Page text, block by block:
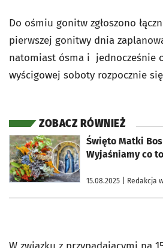
Do ośmiu gonitw zgłoszono
pierwszej gonitwy dnia
natomiast ósma i jednocześnie
wyścigowej soboty rozpocznie
ZOBACZ RÓWNIEŻ
Święto Matki
Wyjaśniamy co
15.08.2025 | Redakcja
otworzy się w nowej karcie